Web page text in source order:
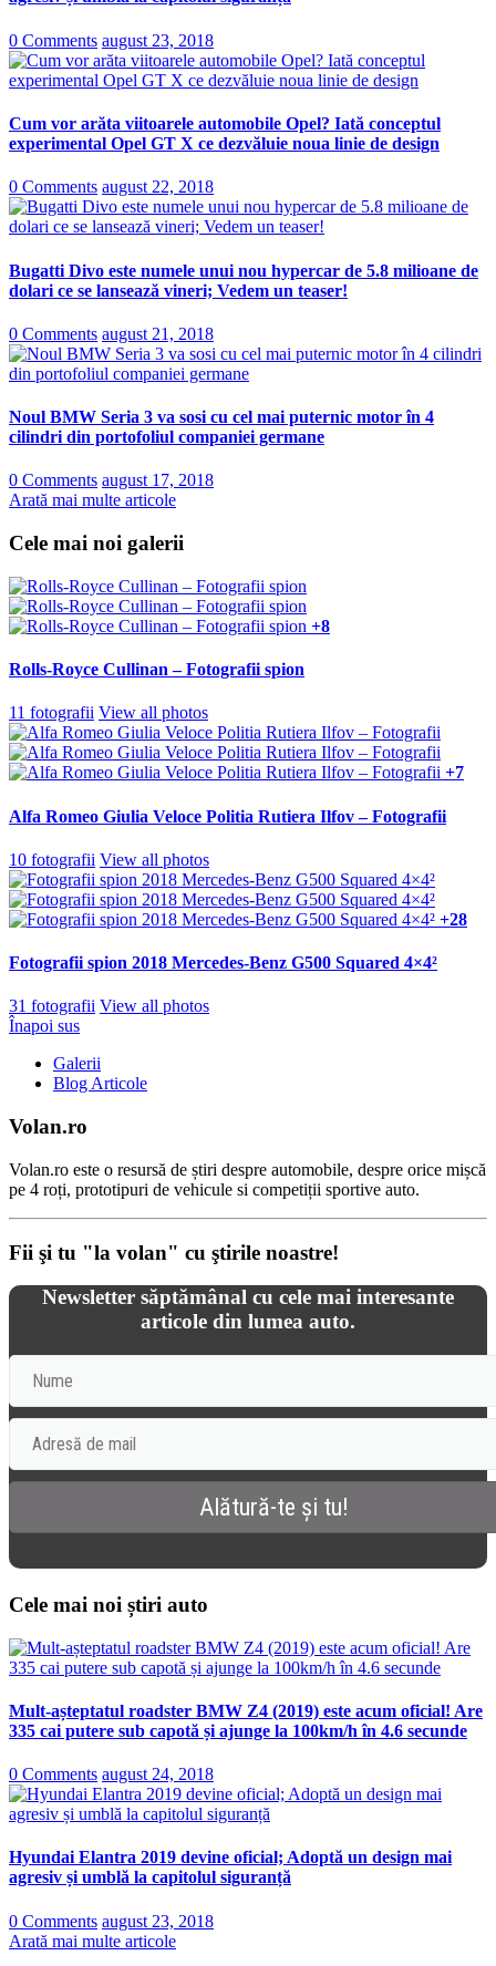
0 Comments august 23, 2018
Cum vor arăta viitoarele automobile Opel? Iată conceptul
experimental Opel GT X ce dezvăluie noua linie de design
0 Comments august 22, 2018
Bugatti Divo este numele unui nou hypercar de 5.8 milioane de
dolari ce se lansează vineri; Vedem un teaser!
0 Comments august 21, 2018
Noul BMW Seria 3 va sosi cu cel mai puternic motor în 4
cilindri din portofoliul companiei germane
0 Comments august 17, 2018
Arată mai multe articole
Cele mai noi galerii
+8
Rolls-Royce Cullinan – Fotografii spion
11 fotografii View all photos
+7
Alfa Romeo Giulia Veloce Politia Rutiera Ilfov – Fotografii
10 fotografii View all photos
+28
Fotografii spion 2018 Mercedes-Benz G500 Squared 4×4²
31 fotografii View all photos
Înapoi sus
Galerii
Blog Articole
Volan.ro
Volan.ro este o resursă de știri despre automobile, despre orice mișcă
pe 4 roți, prototipuri de vehicule si competiții sportive auto.
Fii şi tu "la volan" cu ştirile noastre!
Newsletter săptămânal cu cele mai interesante
articole din lumea auto.
Cele mai noi știri auto
Mult-așteptatul roadster BMW Z4 (2019) este acum oficial! Are
335 cai putere sub capotă și ajunge la 100km/h în 4.6 secunde
0 Comments august 24, 2018
Hyundai Elantra 2019 devine oficial; Adoptă un design mai
agresiv și umblă la capitolul siguranță
0 Comments august 23, 2018
Arată mai multe articole